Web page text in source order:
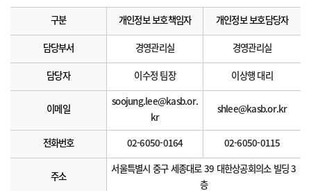
구분 개인정보 보호책임자 개인정보 보호담당자
담당부서 경영관리실 경영관리실
담당자 이수정 팀장 이상행 대리
이메일
soojung.lee@kasb.or.
kr
shlee@kasb.or.kr
전화번호 02-6050-0164 02-6050-0115
주소
서울특별시 중구 세종대로 39 대한상공회의소 빌딩 3
층